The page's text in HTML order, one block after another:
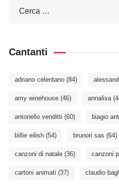
Cantanti
adriano celentano(84)
amy winehouse(46) annalisa
antonello venditti (60) biagio
billie eilish(54) brunori sas (64)
canzoni di natale(36) canzoni
cartoni animati (37) claudio